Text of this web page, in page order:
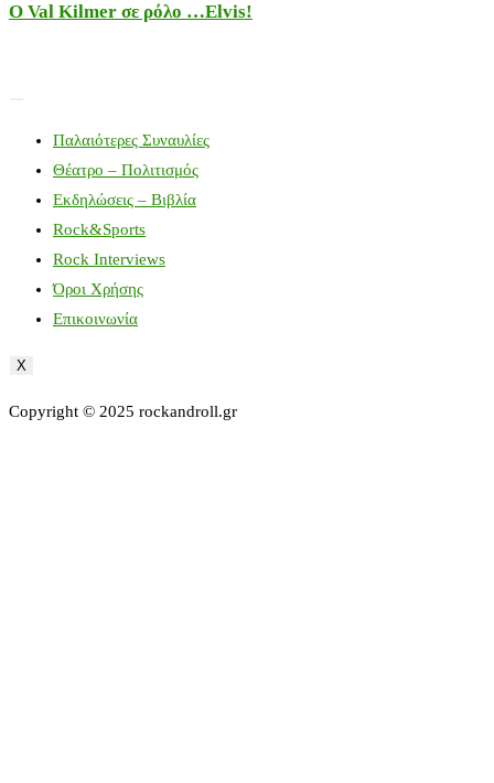
Ο Val Kilmer σε ρόλο …Elvis!
Παλαιότερες Συναυλίες
Θέατρο – Πολιτισμός
Εκδηλώσεις – Βιβλία
Rock&Sports
Rock Interviews
Όροι Χρήσης
Επικοινωνία
X
Copyright © 2025 rockandroll.gr